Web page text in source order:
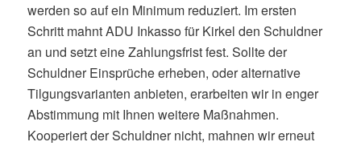
werden so auf ein Minimum reduziert. Im ersten
Schritt mahnt ADU Inkasso für Kirkel den Schuldner
an und setzt eine Zahlungsfrist fest. Sollte der
Schuldner Einsprüche erheben, oder alternative
Tilgungsvarianten anbieten, erarbeiten wir in enger
Abstimmung mit Ihnen weitere Maßnahmen.
Kooperiert der Schuldner nicht, mahnen wir erneut